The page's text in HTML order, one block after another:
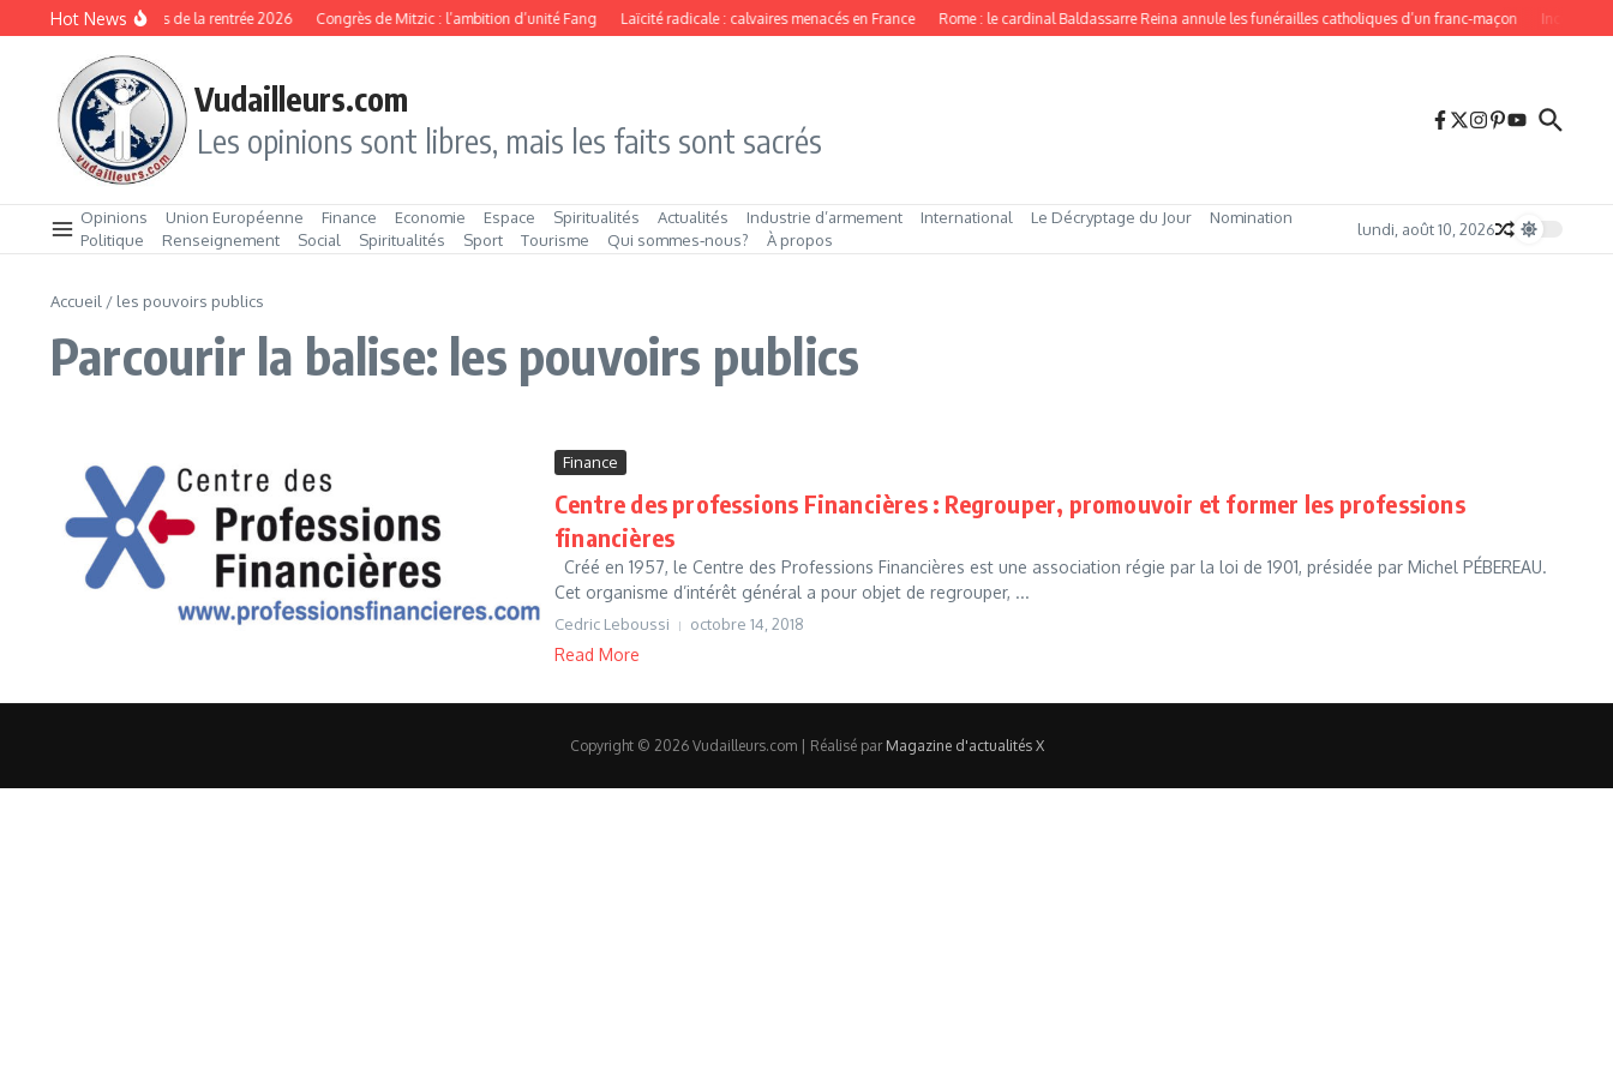
Aller au contenu
Hot News
Les produits stars de la rentrée 2026 Congrès de Mitzic : l’ambition d’unité Fang Laïcité radicale : calvaires menacés en France Rome : le cardinal Baldassarre Reina annule les funérailles catholiques d’un franc-maçon Incendies
Vudailleurs.com
Les opinions sont libres, mais les faits sont sacrés
Opinions Union Européenne Finance Economie Espace Spiritualités Actualités Industrie d’armement International Le Décryptage du Jour
Nomination
Politique
Renseignement Social Spiritualités Sport Tourisme Qui sommes‑nous? À propos
lundi, août 10, 2026
Accueil / les pouvoirs publics
Parcourir la balise: les pouvoirs publics
Finance
Centre des professions Financières : Regrouper, promouvoir et former les professions
financières
Créé en 1957, le Centre des Professions Financières est une association régie par la loi de 1901, présidée par Michel PÉBEREAU.
Cet organisme d’intérêt général a pour objet de regrouper, ...
Cedric Leboussi octobre 14, 2018
Read More
Copyright © 2026 Vudailleurs.com | Réalisé par Magazine d'actualités X